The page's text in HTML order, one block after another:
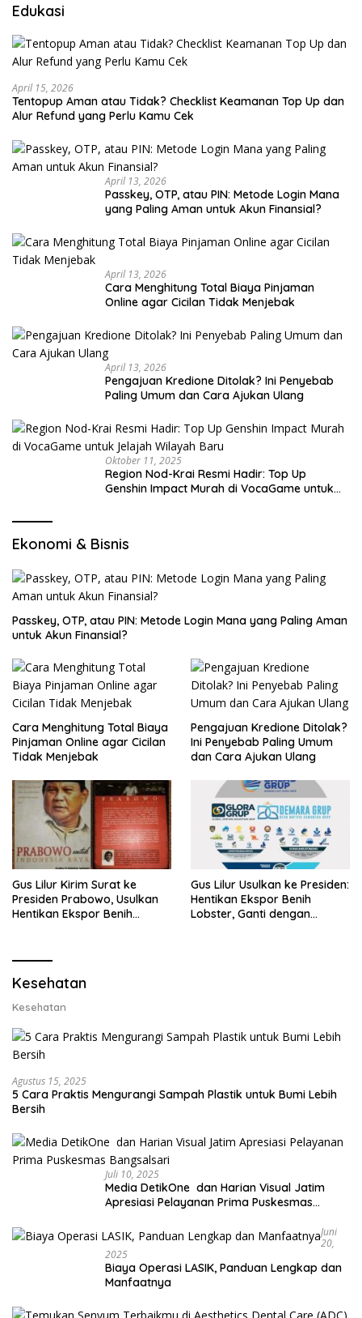
Edukasi
April 15, 2026
Tentopup Aman atau Tidak? Checklist Keamanan Top Up dan
Alur Refund yang Perlu Kamu Cek
April 13, 2026
Passkey, OTP, atau PIN: Metode Login Mana
yang Paling Aman untuk Akun Finansial?
April 13, 2026
Cara Menghitung Total Biaya Pinjaman
Online agar Cicilan Tidak Menjebak
April 13, 2026
Pengajuan Kredione Ditolak? Ini Penyebab
Paling Umum dan Cara Ajukan Ulang
Oktober 11, 2025
Region Nod-Krai Resmi Hadir: Top Up
Genshin Impact Murah di VocaGame untuk
Ekonomi & Bisnis
Passkey, OTP, atau PIN: Metode Login Mana yang Paling Aman
untuk Akun Finansial?
Cara Menghitung Total Biaya
Pinjaman Online agar Cicilan
Tidak Menjebak
Pengajuan Kredione Ditolak?
Ini Penyebab Paling Umum
dan Cara Ajukan Ulang
Gus Lilur Kirim Surat ke
Presiden Prabowo, Usulkan
Hentikan Ekspor Benih
Gus Lilur Usulkan ke Presiden:
Hentikan Ekspor Benih
Lobster, Ganti dengan
Kesehatan
Kesehatan
Agustus 15, 2025
5 Cara Praktis Mengurangi Sampah Plastik untuk Bumi Lebih
Bersih
Juli 10, 2025
Media DetikOne dan Harian Visual Jatim
Apresiasi Pelayanan Prima Puskesmas
Juni
20,
2025
Biaya Operasi LASIK, Panduan Lengkap dan
Manfaatnya